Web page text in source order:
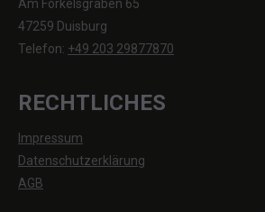
Am Förkelsgraben 65
47259 Duisburg
Telefon: +49 203 29877870
RECHTLICHES
Impressum
Datenschutzerklärung
AGB